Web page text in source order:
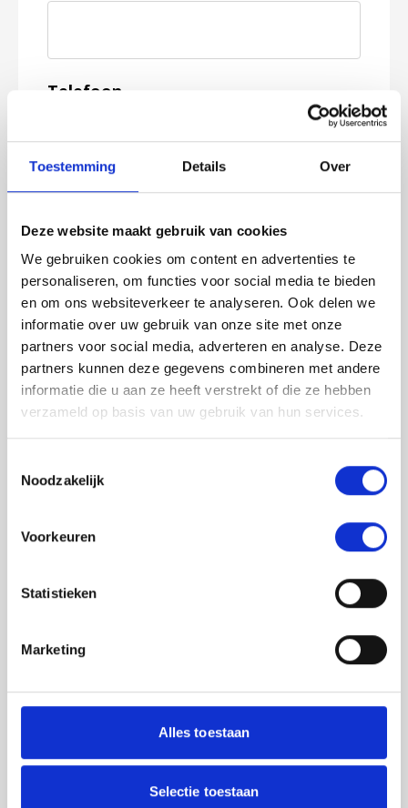
Toestemming Details Over
Deze website maakt gebruik van cookies
We gebruiken cookies om content en advertenties te
personaliseren, om functies voor social media te bieden
en om ons websiteverkeer te analyseren. Ook delen we
informatie over uw gebruik van onze site met onze
partners voor social media, adverteren en analyse. Deze
partners kunnen deze gegevens combineren met andere
informatie die u aan ze heeft verstrekt of die ze hebben
verzameld op basis van uw gebruik van hun services.
Noodzakelijk
Voorkeuren
Statistieken
Marketing
Alles toestaan
Selectie toestaan
Telefoon
Jouw feedback wordt verwerkt door de
adviseurs van het team richtlijnen NCJ. Als zij
feedback meegenomen wordt met de
Ik ga akkoord dat mijn gegevens
worden gedeeld met de
zijn bij deze JGZ-richtlijn.